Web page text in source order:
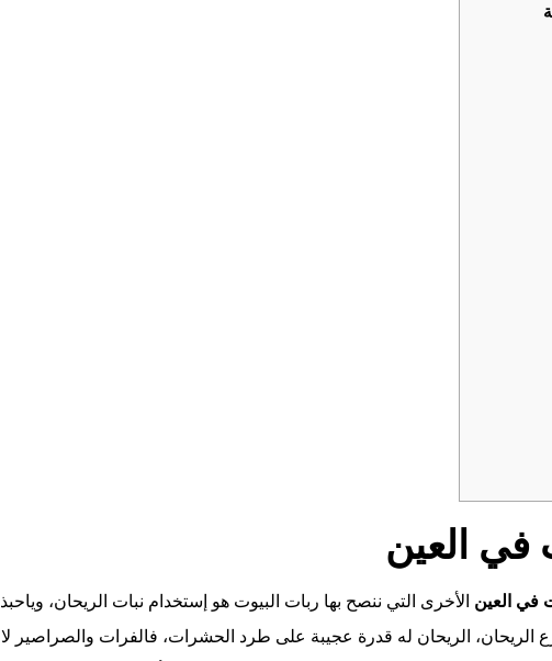
العين
في العين الأخرى التي ننصح بها ربات البيوت هو إستخدام نبات الريحان، وياحبذا
الريحان، الريحان له قدرة عجيبة على طرد الحشرات، فالفرات والصراصير لا